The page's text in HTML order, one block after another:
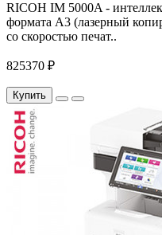
RICOH IM 5000A -
формата А3 (лазерный
со скоростью печат..
825370 ₽
Купить